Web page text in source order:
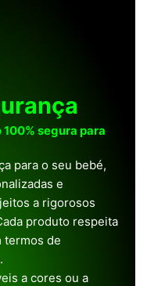
segura para
para o seu bebé,
e
a rigorosos
produto respeita
termos de
a cores ou a